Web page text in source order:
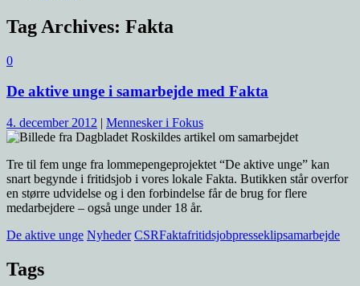
Tag Archives: Fakta
0
De aktive unge i samarbejde med Fakta
4. december 2012 | Mennesker i Fokus
Tre til fem unge fra lommepengeprojektet “De aktive unge” kan
snart begynde i fritidsjob i vores lokale Fakta. Butikken står overfor
en større udvidelse og i den forbindelse får de brug for flere
medarbejdere – også unge under 18 år.
De aktive unge Nyheder CSRFaktafritidsjobpresseklipsamarbejde
Tags